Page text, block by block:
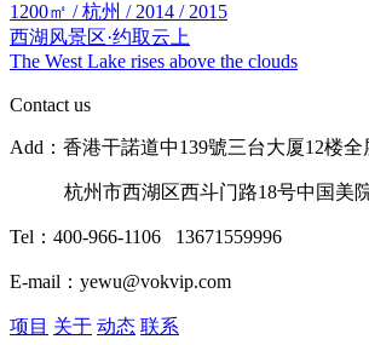
1200㎡ / 杭州 / 2014 / 2015
西湖风景区·约取云上
The West Lake rises above the clouds
Contact us
Add：香港干諾道中139號三台大厦12楼全
杭州市西湖区西斗门路18号中国美
Tel：400-966-1106 13671559996
E-mail：yewu@vokvip.com
项目 关于 动态 联系